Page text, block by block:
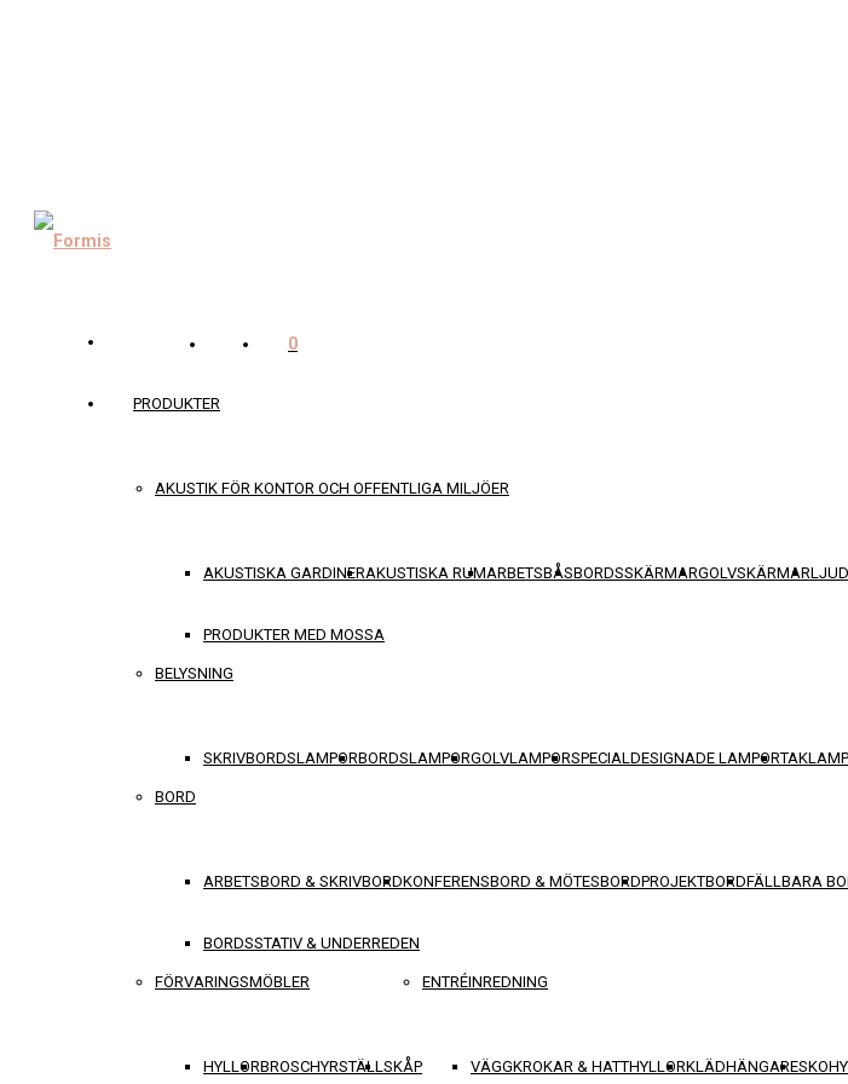
PRODUKTER
AKUSTIK FÖR KONTOR OCH OFFENTLIGA MILJÖER
AKUSTISKA GARDINERAKUSTISKA RUMARBETSBÅSBORDSSKÄRMARGOLVSKÄRMAR
PRODUKTER MED MOSSA
BELYSNING
SKRIVBORDSLAMPORBORDSLAMPORGOLVLAMPORSPECIALDESIGNADE LAMPOR
BORD
ARBETSBORD & SKRIVBORDKONFERENSBORD & MÖTESBORDPROJEKTBORDFÄLLBARA
BORDSSTATIV & UNDERREDEN
FÖRVARINGSMÖBLER
HYLLORBROSCHYRSTÄLLSKÅP
ENTRÉINREDNING
VÄGGKROKAR & HATTHYLLORKLÄDHÄNGARE
0